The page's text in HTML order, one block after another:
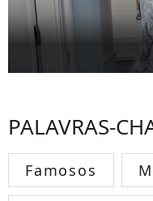
PALAVRAS-
Famosos